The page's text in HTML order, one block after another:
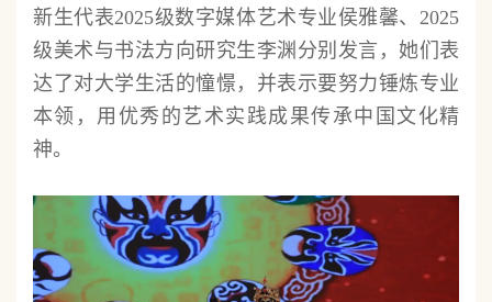
新生代表2025级数字媒体艺术专业侯雅馨、2025
级美术与书法方向研究生李渊分别发言，她们表
达了对大学生活的憧憬，并表示要努力锤炼专业
本领，用优秀的艺术实践成果传承中国文化精
神。